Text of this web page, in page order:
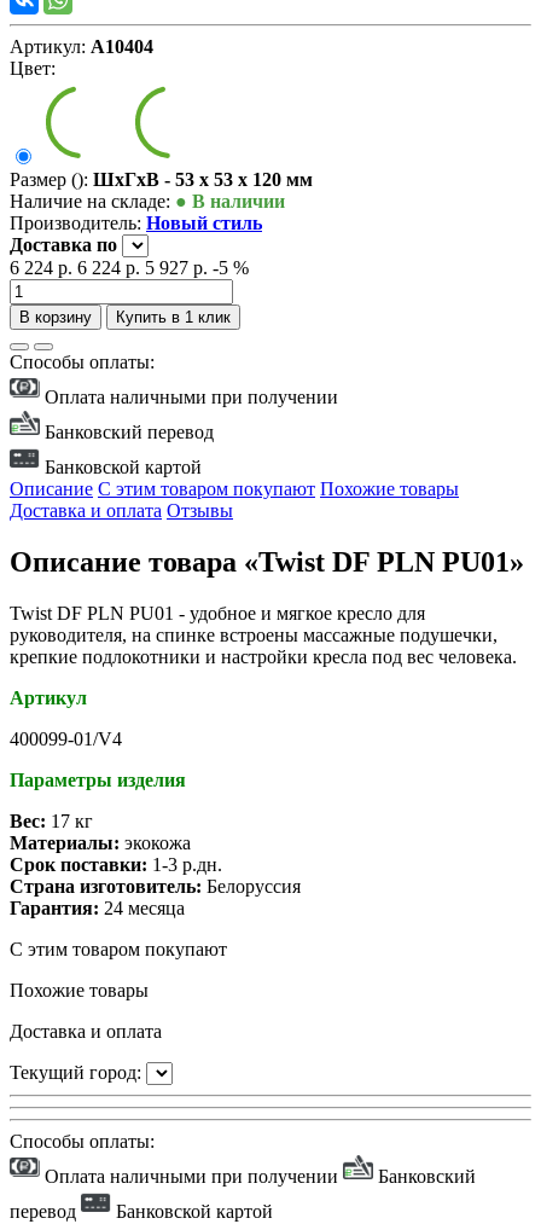
Артикул: А10404
Цвет:
Размер (): ШxГxВ - 53 x 53 x 120 мм
Наличие на складе: ● В наличии
Производитель: Новый стиль
Доставка по
6 224 р. 6 224 р. 5 927 р. -5 %
В корзину Купить в 1 клик
Способы оплаты:
Оплата наличными при получении
Банковский перевод
Банковской картой
Описание С этим товаром покупают Похожие товары
Доставка и оплата Отзывы
Описание товара «Twist DF PLN PU01»
Twist DF PLN PU01 - удобное и мягкое кресло для
руководителя, на спинке встроены массажные подушечки,
крепкие подлокотники и настройки кресла под вес человека.
Артикул
400099-01/V4
Параметры изделия
Вес: 17 кг
Материалы: экокожа
Срок поставки: 1-3 р.дн.
Страна изготовитель: Белоруссия
Гарантия: 24 месяца
С этим товаром покупают
Похожие товары
Доставка и оплата
Текущий город:
Способы оплаты:
Оплата наличными при получении
Банковский
перевод
Банковской картой